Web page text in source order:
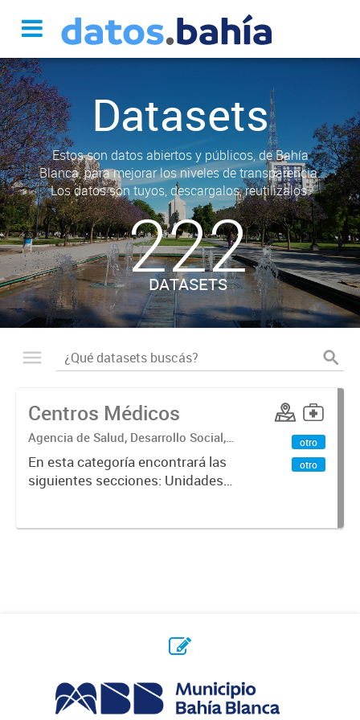
Datasets
Estos son datos abiertos y públicos, de Bahía
Blanca, para mejorar los niveles de transparencia.
Los datos son tuyos, descargalos, reutilizalos.
222
DATASETS
Centros Médicos
Agencia de Salud, Desarrollo Social,
Ambiente y Hábitat
En esta categoría encontrará las
siguientes secciones: Unidades
Respiratorios,
otro
otro